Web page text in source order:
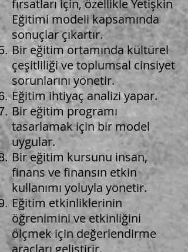
fırsatları için, özellikle Yetişkin
Eğitimi modeli kapsamında
sonuçlar çıkartır.
Bir eğitim ortamında kültürel
çeşitliliği ve toplumsal cinsiyet
sorunlarını yönetir.
Eğitim ihtiyaç analizi yapar.
Bir eğitim programı
tasarlamak için bir model
uygular.
Bir eğitim kursunu insan,
finans ve finansın etkin
kullanımı yoluyla yönetir.
Eğitim etkinliklerinin
öğrenimini ve etkinliğini
ölçmek için değerlendirme
araçları geliştirir.